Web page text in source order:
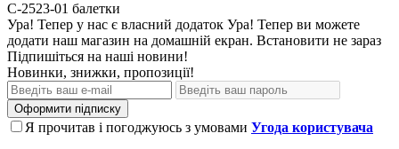
С-2523-01 балетки
Ура! Тепер у нас є власний додаток Ура! Тепер ви можете
додати наш магазин на домашній екран. Встановити не зараз
Підпишіться на наші новини!
Новинки, знижки, пропозиції!
Оформити підписку
Я прочитав і погоджуюсь з умовами Угода користувача